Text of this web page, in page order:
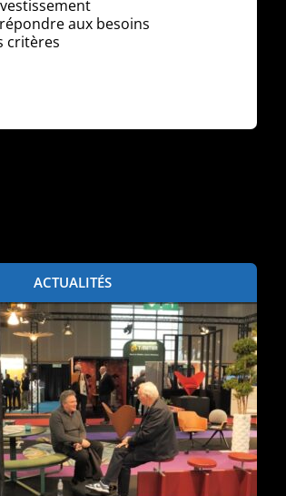
aux besoins
critères
ACTUALITÉS